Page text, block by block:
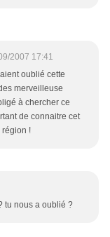
2007 17:41
oublié cette
merveilleuse
à chercher ce
de connaitre cet
région !
tu nous a oublié ?